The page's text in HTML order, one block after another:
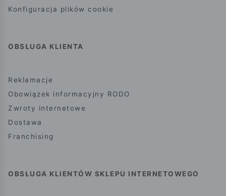
Konfiguracja plików cookie
OBSŁUGA KLIENTA
Reklamacje
Obowiązek informacyjny RODO
Zwroty internetowe
Dostawa
Franchising
OBSŁUGA KLIENTÓW SKLEPU INTERNETOWEGO